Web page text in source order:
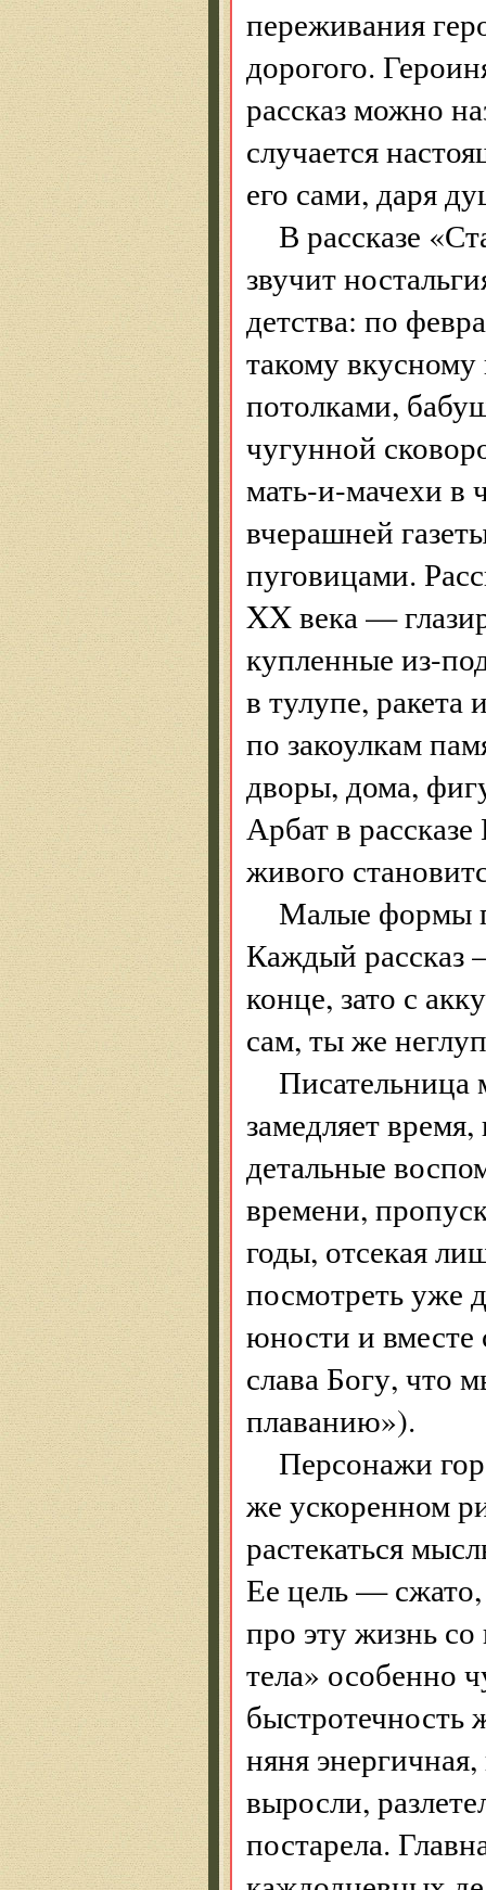
переживания
дорогого.
рассказ можно
случается
его сами, даря
В рассказе
звучит
детства: по
такому
потолками,
чугунной
мать-и-мачехи в
вчерашней
пуговицами.
XX века —
купленные из-
в тулупе, ракета
по закоулкам
дворы, дома,
Арбат в
живого
Малые формы
Каждый рассказ
конце, зато с
сам, ты же
Писательница
замедляет
детальные
времени,
годы, отсекая
посмотреть уже
юности и вместе
слава Богу, что
плаванию»).
Персонажи
же ускоренном
растекаться
Ее цель — сжато,
про эту жизнь
тела» особенно
быстротечность
няня
выросли,
постарела.